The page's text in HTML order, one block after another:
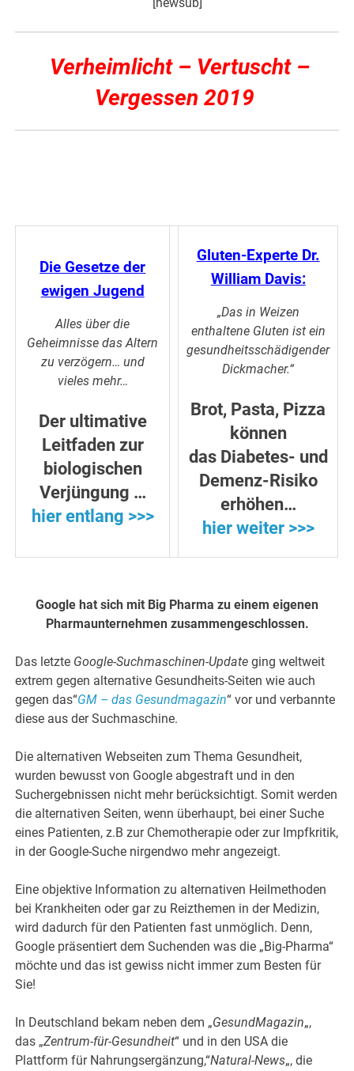
Verheimlicht – Vertuscht –
Vergessen 2019
Die Gesetze der
ewigen Jugend
Alles über die
Geheimnisse das Altern
zu verzögern… und
vieles mehr…
Der ultimative
Leitfaden zur
biologischen
Verjüngung …
hier entlang >>>
Gluten-Experte Dr.
William Davis:
„Das in Weizen
enthaltene Gluten ist ein
gesundheitsschädigender
Dickmacher.“
Brot, Pasta, Pizza
können
das Diabetes- und
Demenz-Risiko
erhöhen…
hier weiter >>>
Google hat sich mit Big Pharma zu einem eigenen
Pharmaunternehmen zusammengeschlossen.
Das letzte Google-Suchmaschinen-Update ging weltweit
extrem gegen alternative Gesundheits-Seiten wie auch
gegen das“GM – das Gesundmagazin“ vor und verbannte
diese aus der Suchmaschine.
Die alternativen Webseiten zum Thema Gesundheit,
wurden bewusst von Google abgestraft und in den
Suchergebnissen nicht mehr berücksichtigt. Somit werden
die alternativen Seiten, wenn überhaupt, bei einer Suche
eines Patienten, z.B zur Chemotherapie oder zur Impfkritik,
in der Google-Suche nirgendwo mehr angezeigt.
Eine objektive Information zu alternativen Heilmethoden
bei Krankheiten oder gar zu Reizthemen in der Medizin,
wird dadurch für den Patienten fast unmöglich. Denn,
Google präsentiert dem Suchenden was die „Big-Pharma“
möchte und das ist gewiss nicht immer zum Besten für
Sie!
In Deutschland bekam neben dem „GesundMagazin„,
das „Zentrum-für-Gesundheit“ und in den USA die
Plattform für Nahrungsergänzung,“Natural-News„, die